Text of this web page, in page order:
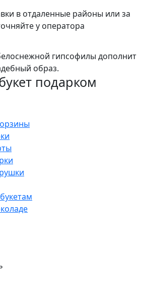
в отдаленные районы или за
у оператора
гипсофилы дополнит
образ.
подарком